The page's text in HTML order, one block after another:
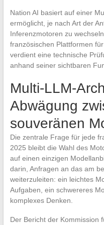
Nation AI basiert auf einer
ermöglicht, je nach Art der
Inferenzmotoren zu
französischen Plattformen
verdient eine technische
anhand seiner sichtbaren
Multi-LLM-
Abwägung
souveränen
Die zentrale Frage für jede
2025 bleibt die Wahl des
auf einen einzigen
darin, Anfragen an das am
weiterzuleiten: ein leichtes
Aufgaben, ein schwereres
komplexes Denken.
Der Bericht der Kommission